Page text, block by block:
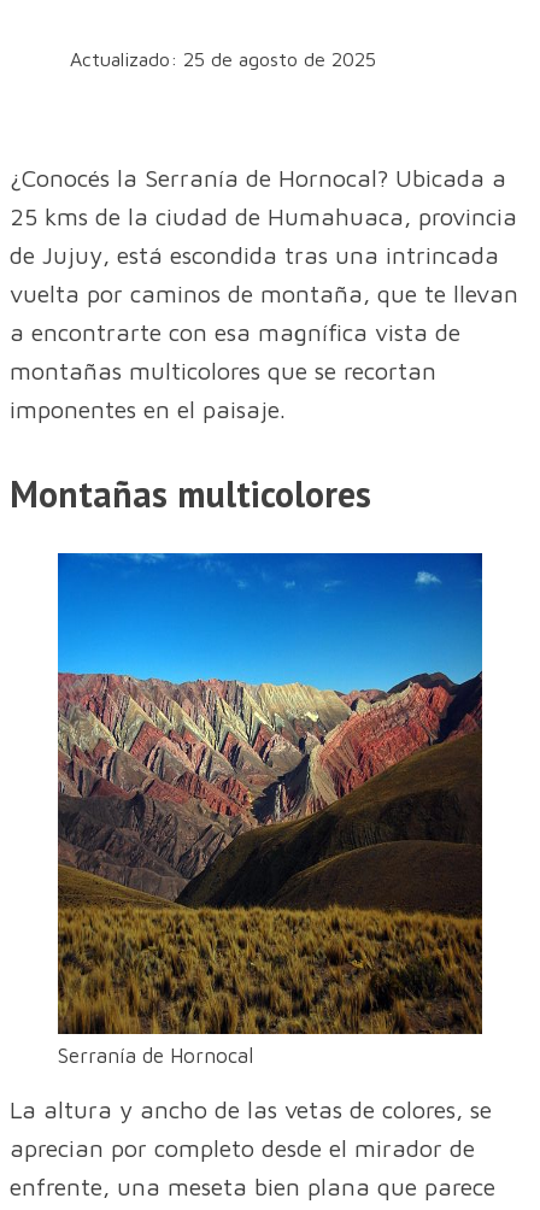
Actualizado: 25 de agosto de 2025
¿Conocés la Serranía de Hornocal? Ubicada a
25 kms de la ciudad de Humahuaca, provincia
de Jujuy, está escondida tras una intrincada
vuelta por caminos de montaña, que te llevan
a encontrarte con esa magnífica vista de
montañas multicolores que se recortan
imponentes en el paisaje.
Montañas multicolores
Serranía de Hornocal
La altura y ancho de las vetas de colores, se
aprecian por completo desde el mirador de
enfrente, una meseta bien plana que parece